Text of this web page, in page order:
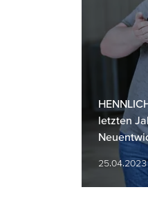
letzten
investiert.
25.04.2023